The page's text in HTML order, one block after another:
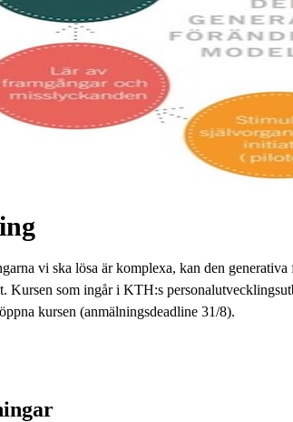
vi ska lösa är komplexa, kan den
Kursen som ingår i KTH:s
kursen (anmälningsdeadline 31/8).